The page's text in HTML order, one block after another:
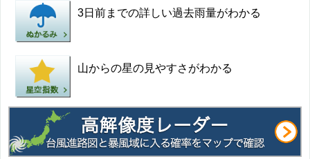
3日前までの詳しい過去雨量がわかる
山からの星の見やすさがわかる